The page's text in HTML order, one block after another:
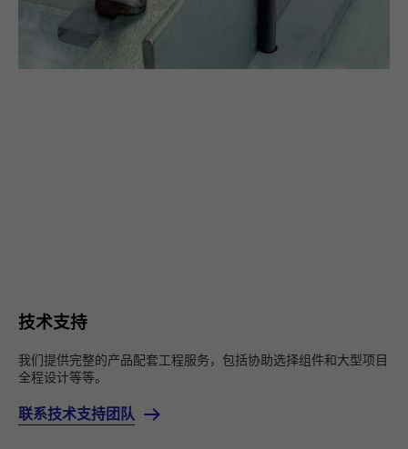
技术支持
我们提供完整的产品配套工程服务，包括协助选择组件和大型项目
全程设计等等。
联系技术支持团队